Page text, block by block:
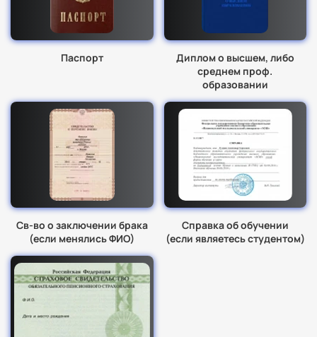
Паспорт
Диплом о высшем, либо
среднем проф.
образовании
Св-во о заключении брака
(если менялись ФИО)
Справка об обучении
(если являетесь студентом)